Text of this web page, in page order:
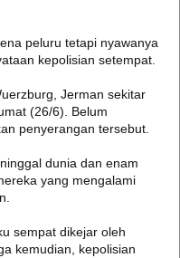
peluru tetapi nyawanya
kepolisian setempat.
Jerman sekitar
(26/6). Belum
penyerangan tersebut.
dunia dan enam
yang mengalami
sempat dikejar oleh
kemudian, kepolisian